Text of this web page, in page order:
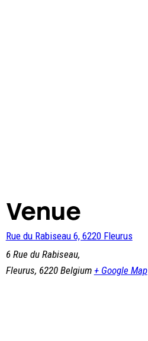
Venue
Rue du Rabiseau 6, 6220 Fleurus
6 Rue du Rabiseau,
Fleurus, 6220 Belgium + Google Map